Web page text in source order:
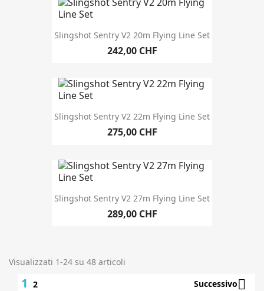
Slingshot Sentry V2 20m Flying Line Set
242,00 CHF
Slingshot Sentry V2 22m Flying Line Set
275,00 CHF
Slingshot Sentry V2 27m Flying Line Set
289,00 CHF
Visualizzati 1-24 su 48 articoli
1 2 Successivo